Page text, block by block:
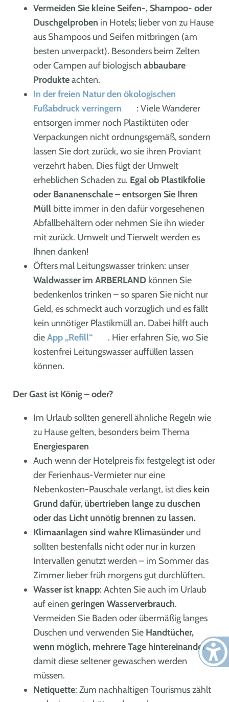
Vermeiden Sie kleine Seifen-, Shampoo- oder
Duschgelproben in Hotels; lieber von zu Hause
aus Shampoos und Seifen mitbringen (am
besten unverpackt). Besonders beim Zelten
oder Campen auf biologisch abbaubare
Produkteachten.
In der freien Natur den ökologischen
Fußabdruck verringern
: Viele Wanderer
entsorgen immer noch Plastiktüten oder
Verpackungen nicht ordnungsgemäß, sondern
lassen Sie dort zurück, wo sie ihren Proviant
verzehrt haben. Dies fügt der Umwelt
erheblichen Schaden zu. Egal ob Plastikfolie
oder Bananenschale – entsorgen Sie Ihren
Müll bitte immer in den dafür vorgesehenen
Abfallbehältern oder nehmen Sie ihn wieder
mit zurück. Umwelt und Tierwelt werden es
Ihnen danken!
Öfters mal Leitungswasser trinken: unser
Waldwasser im ARBERLAND können Sie
bedenkenlos trinken – so sparen Sie nicht nur
Geld, es schmeckt auch vorzüglich und es fällt
kein unnötiger Plastikmüll an. Dabei hilft auch
dieApp „Refill“
. Hier erfahren Sie, wo Sie
kostenfrei Leitungswasser auffüllen lassen
können.
Der Gast ist König – oder?
Im Urlaub sollten generell ähnliche Regeln wie
zu Hause gelten, besonders beim Thema
Energiesparen
Auch wenn der Hotelpreis fix festgelegt ist oder
der Ferienhaus-Vermieter nur eine
Nebenkosten-Pauschale verlangt, ist dies kein
Grund dafür, übertrieben lange zu duschen
oder das Licht unnötig brennen zu lassen.
Klimaanlagen sind wahre Klimasünder und
sollten bestenfalls nicht oder nur in kurzen
Intervallen genutzt werden – im Sommer das
Zimmer lieber früh morgens gut durchlüften.
Wasser ist knapp: Achten Sie auch im Urlaub
auf einen geringen Wasserverbrauch.
Vermeiden Sie Baden oder übermäßig langes
Duschen und verwenden Sie Handtücher,
wenn möglich, mehrere Tage hintereinander,
damit diese seltener gewaschen werden
müssen.
Netiquette: Zum nachhaltigen Tourismus zählt